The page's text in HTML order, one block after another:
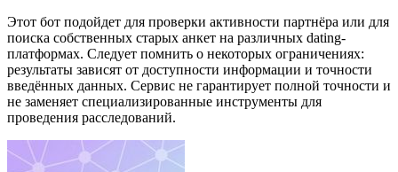
Этот бот подойдет для проверки активности партнёра или для
поиска собственных старых анкет на различных dating-
платформах. Следует помнить о некоторых ограничениях:
результаты зависят от доступности информации и точности
введённых данных. Сервис не гарантирует полной точности и
не заменяет специализированные инструменты для
проведения расследований.